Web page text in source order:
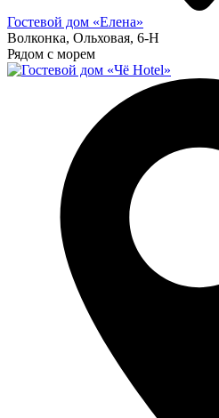
Гостевой дом «Елена»
Волконка, Ольховая, 6-Н
Рядом с морем